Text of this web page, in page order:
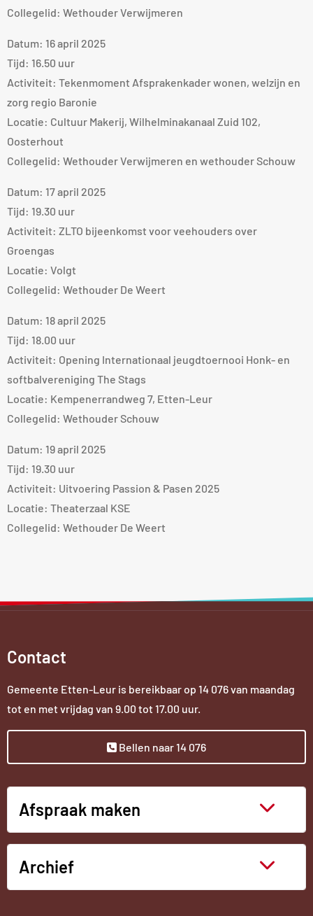
Collegelid: Wethouder Verwijmeren
Datum: 16 april 2025
Tijd: 16.50 uur
Activiteit: Tekenmoment Afsprakenkader wonen, welzijn en
zorg regio Baronie
Locatie: Cultuur Makerij, Wilhelminakanaal Zuid 102,
Oosterhout
Collegelid: Wethouder Verwijmeren en wethouder Schouw
Datum: 17 april 2025
Tijd: 19.30 uur
Activiteit: ZLTO bijeenkomst voor veehouders over
Groengas
Locatie: Volgt
Collegelid: Wethouder De Weert
Datum: 18 april 2025
Tijd: 18.00 uur
Activiteit: Opening Internationaal jeugdtoernooi Honk- en
softbalvereniging The Stags
Locatie: Kempenerrandweg 7, Etten-Leur
Collegelid: Wethouder Schouw
Datum: 19 april 2025
Tijd: 19.30 uur
Activiteit: Uitvoering Passion & Pasen 2025
Locatie: Theaterzaal KSE
Collegelid: Wethouder De Weert
Contact
Gemeente Etten-Leur is bereikbaar op 14 076van maandag
tot en met vrijdag van 9.00 tot 17.00 uur.
Bellen naar 14 076
Afspraak maken
Archief